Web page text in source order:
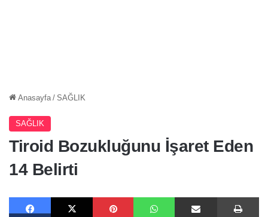
Anasayfa / SAĞLIK
SAĞLIK
Tiroid Bozukluğunu İşaret Eden
14 Belirti
Facebook X Pinterest WhatsApp E-Posta ile paylaş